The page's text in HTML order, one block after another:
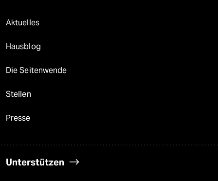
Aktuelles
Hausblog
Die Seitenwende
Stellen
Presse
Unterstützen